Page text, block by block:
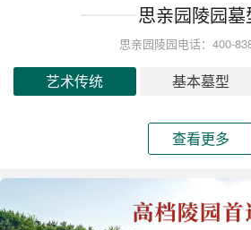
思亲园陵园墓
思亲园陵园电话：400-
艺术传统 基本墓型
查看更多